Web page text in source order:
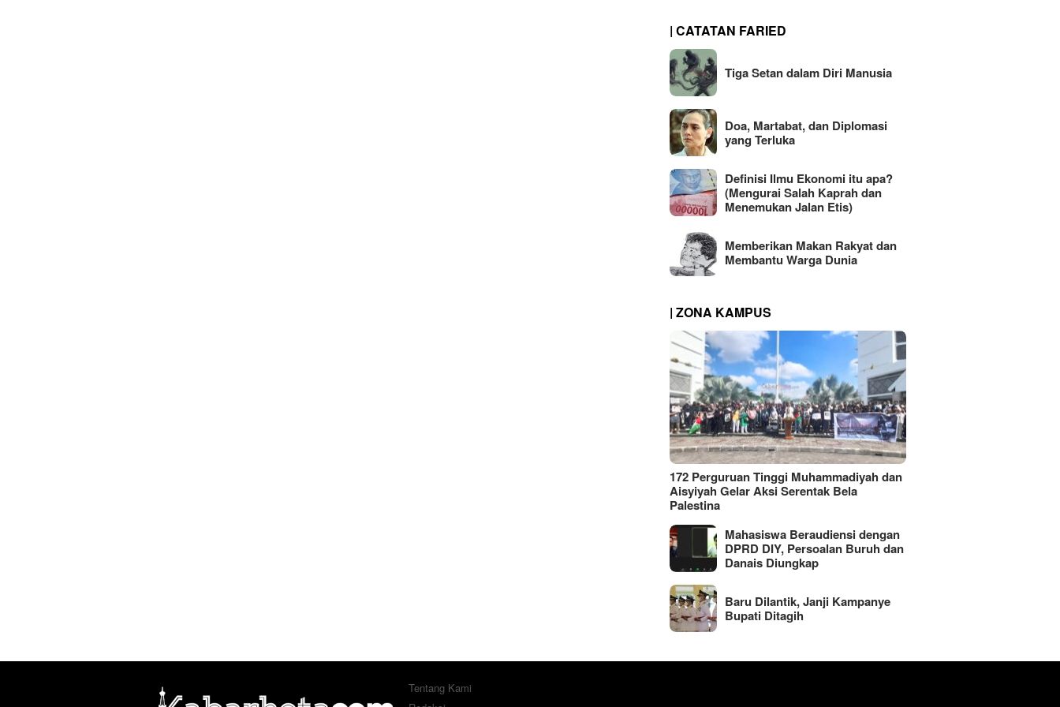
| CATATAN FARIED
Tiga Setan dalam Diri Manusia
Doa, Martabat, dan Diplomasi
yang Terluka
Definisi Ilmu Ekonomi itu apa?
(Mengurai Salah Kaprah dan
Menemukan Jalan Etis)
Memberikan Makan Rakyat dan
Membantu Warga Dunia
| ZONA KAMPUS
172 Perguruan Tinggi Muhammadiyah dan
Aisyiyah Gelar Aksi Serentak Bela
Palestina
Mahasiswa Beraudiensi dengan
DPRD DIY, Persoalan Buruh dan
Danais Diungkap
Baru Dilantik, Janji Kampanye
Bupati Ditagih
Tentang Kami